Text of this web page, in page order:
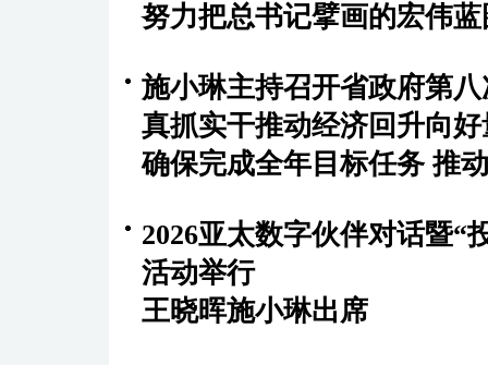
努力把总书记擘画的宏伟
施小琳主持召开省政府第
真抓实干推动经济回升向
确保完成全年目标任务 推
2026亚太数字伙伴对话暨“
活动举行
王晓晖施小琳出席